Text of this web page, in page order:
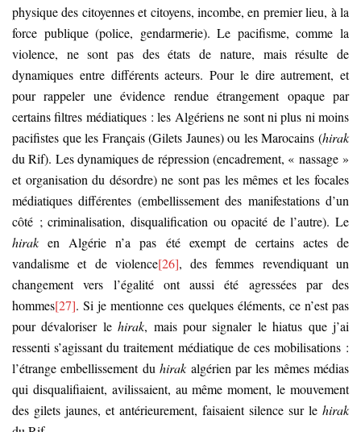
physique des citoyennes et citoyens, incombe, en premier lieu, à la
force publique (police, gendarmerie). Le pacifisme, comme la
violence, ne sont pas des états de nature, mais résulte de
dynamiques entre différents acteurs. Pour le dire autrement, et
pour rappeler une évidence rendue étrangement opaque par
certains filtres médiatiques : les Algériens ne sont ni plus ni moins
pacifistes que les Français (Gilets Jaunes) ou les Marocains (hirak
du Rif). Les dynamiques de répression (encadrement, « nassage »
et organisation du désordre) ne sont pas les mêmes et les focales
médiatiques différentes (embellissement des manifestations d’un
côté ; criminalisation, disqualification ou opacité de l’autre). Le
hirak en Algérie n’a pas été exempt de certains actes de
vandalisme et de violence[26], des femmes revendiquant un
changement vers l’égalité ont aussi été agressées par des
hommes[27]. Si je mentionne ces quelques éléments, ce n’est pas
pour dévaloriser lehirak, mais pour signaler le hiatus que j’ai
ressenti s’agissant du traitement médiatique de ces mobilisations :
l’étrange embellissement duhirak algérien par les mêmes médias
qui disqualifiaient, avilissaient, au même moment, le mouvement
des gilets jaunes, et antérieurement, faisaient silence sur le hirak